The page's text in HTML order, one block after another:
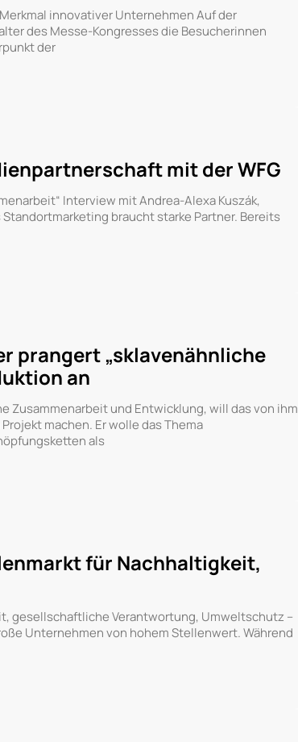
innovativer Unternehmen Auf der
des Messe-Kongresses die Besucherinnen
der
mit der WFG
Interview mit Andrea-Alexa Kuszák,
braucht starke Partner. Bereits
prangert „sklavenähnliche
an
Zusammenarbeit und Entwicklung, will das von ihm
machen. Er wolle das Thema
als
für Nachhaltigkeit,
gesellschaftliche Verantwortung, Umweltschutz –
Unternehmen von hohem Stellenwert. Während